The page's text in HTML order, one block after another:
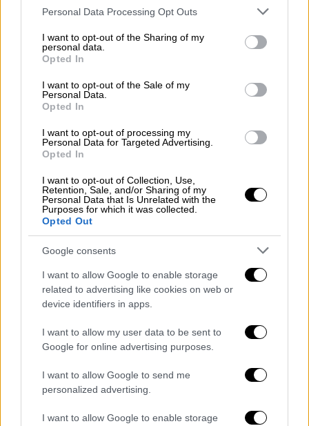
Please note that this website/app uses one or more Google
not limited to your visit or usage behaviour. You may click to
grant or deny consent to Google and its third-party tags to
use your data for below specified purposes in below Google
consent section.
Personal Data Processing Opt Outs
I want to opt-out of the Sharing of my
personal data.
Opted In
I want to opt-out of the Sale of my
Personal Data.
Opted In
I want to opt-out of processing my
Personal Data for Targeted Advertising.
Opted In
I want to opt-out of Collection, Use,
Retention, Sale, and/or Sharing of my
Personal Data that Is Unrelated with the
Purposes for which it was collected.
Opted Out
Google consents
I want to allow Google to enable storage
related to advertising like cookies on web or
device identifiers in apps.
I want to allow my user data to be sent to
Google for online advertising purposes.
I want to allow Google to send me
personalized advertising.
I want to allow Google to enable storage
Σύμφωνα με την ΕΡΤ, δύο από τις
επιτιθέμενεςανήλικες τραβούσαν βίντεο
τον ξυλοδαρμό
. Τα δύο 13χρονα θύματα
έρευνες, αστυνομικοί του Τμήματος Δίωξης
και Εξιχνίασης Εγκλημάτων Κορδελιού-
Ευόσμου συνέλαβαν έξι από τα επτά
κορίτσια.
Σε βάρος των συλληφθεισών
δικογραφίακατά περίπτωση για σωματικές
βλάβες από κοινού, εξύβριση από κοινού,
παράβαση του Νόμου περί προσωπικών
δεδομένων και κλοπή.
Συνελήφθησαν επίσης και οιγονείς των
ανήλικωνγια παραμέληση εποπτείας
ανηλίκου, αλλά αφέθηκαν ελεύθεροι στη
συνέχεια.